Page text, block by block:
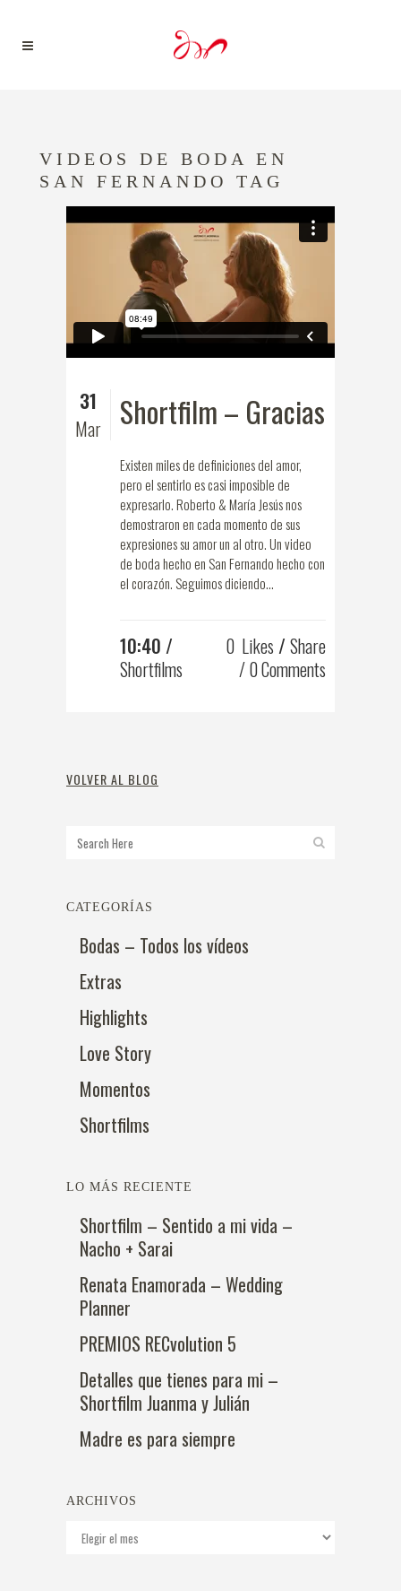
VIDEOS DE BODA EN
SAN FERNANDO TAG
31
Mar Shortfilm – Gracias
Existen miles de definiciones del amor,
pero el sentirlo es casi imposible de
expresarlo. Roberto & María Jesús nos
demostraron en cada momento de sus
expresiones su amor un al otro. Un video
de boda hecho en San Fernando hecho con
el corazón. Seguimos diciendo...
10:40 /
Shortfilms
0 Likes
Share
0 Comments
VOLVER AL BLOG
CATEGORÍAS
Bodas – Todos los vídeos
Extras
Highlights
Love Story
Momentos
Shortfilms
LO MÁS RECIENTE
Shortfilm – Sentido a mi vida –
Nacho + Sarai
Renata Enamorada – Wedding
Planner
PREMIOS RECvolution 5
Detalles que tienes para mi –
Shortfilm Juanma y Julián
Madre es para siempre
ARCHIVOS
Archivos